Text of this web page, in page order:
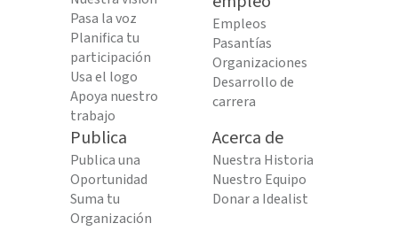
Pasa la voz
Planifica tu
participación
Usa el logo
Apoya nuestro
trabajo
Empleos
Pasantías
Organizaciones
Desarrollo de
carrera
Publica
Publica una
Oportunidad
Suma tu
Organización
Acerca de
Nuestra Historia
Nuestro Equipo
Donar a Idealist